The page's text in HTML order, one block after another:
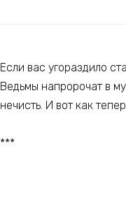
Если вас угораздило
Ведьмы напророчат в
нечисть. И вот как
***